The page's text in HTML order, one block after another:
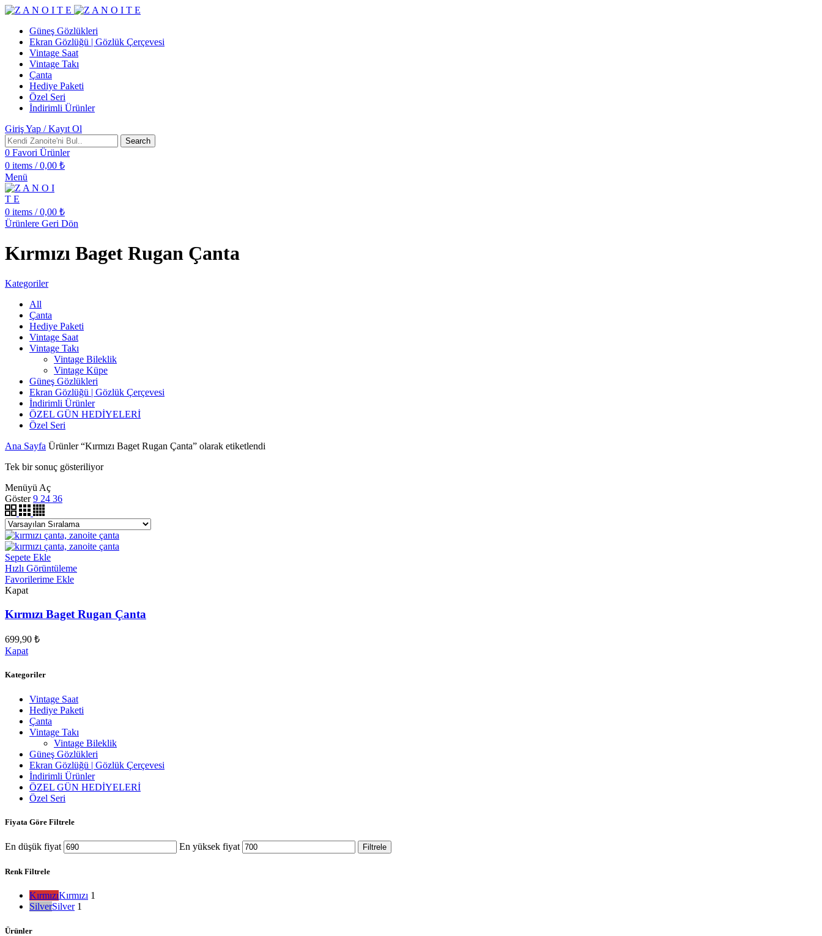
Güneş Gözlükleri
Ekran Gözlüğü | Gözlük Çerçevesi
Vintage Saat
Vintage Takı
Çanta
Hediye Paketi
Özel Seri
İndirimli Ürünler
Giriş Yap / Kayıt Ol
Search
0 Favori Ürünler
0 items / 0,00 ₺
Menü
0 items / 0,00 ₺
Ürünlere Geri Dön
Kırmızı Baget Rugan Çanta
Kategoriler
All
Çanta
Hediye Paketi
Vintage Saat
Vintage Takı
Vintage Bileklik
Vintage Küpe
Güneş Gözlükleri
Ekran Gözlüğü | Gözlük Çerçevesi
İndirimli Ürünler
ÖZEL GÜN HEDİYELERİ
Özel Seri
Ana Sayfa Ürünler “Kırmızı Baget Rugan Çanta” olarak etiketlendi
Tek bir sonuç gösteriliyor
Menüyü Aç
Göster 9 24 36
Sepete Ekle
Hızlı Görüntüleme
Favorilerime Ekle
Kapat
Kırmızı Baget Rugan Çanta
699,90 ₺
Kapat
Kategoriler
Vintage Saat
Hediye Paketi
Çanta
Vintage Takı
Vintage Bileklik
Güneş Gözlükleri
Ekran Gözlüğü | Gözlük Çerçevesi
İndirimli Ürünler
ÖZEL GÜN HEDİYELERİ
Özel Seri
Fiyata Göre Filtrele
En düşük fiyat En yüksek fiyat Filtrele
Renk Filtrele
KırmızıKırmızı 1
SilverSilver 1
Ürünler